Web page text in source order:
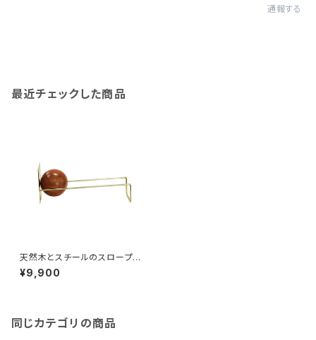
通報する
最近チェックした商品
天然木とスチールのスロープブ
ックエンド
¥9,900
同じカテゴリの商品